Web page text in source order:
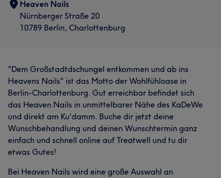
Heaven Nails
Nürnberger Straße 20
10789 Berlin, Charlottenburg
"Dem Großstadtdschungel entkommen und ab ins
Heavens Nails" ist das Motto der Wohlfühloase in
Berlin-Charlottenburg. Gut erreichbar befindet sich
das Heaven Nails in unmittelbarer Nähe des KaDeWe
und direkt am Ku'damm. Buche dir jetzt deine
Wunschbehandlung und deinen Wunschtermin ganz
einfach und schnell online auf Treatwell und tu dir
etwas Gutes!
Bei Heaven Nails wird eine große Auswahl an